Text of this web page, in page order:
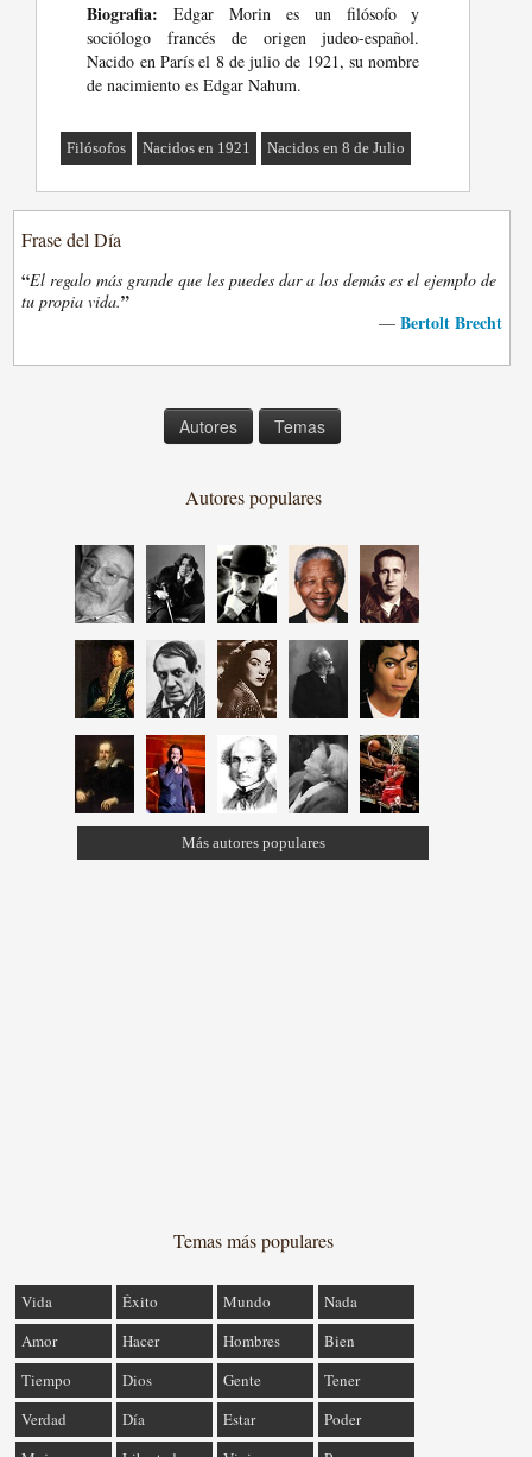
Biografia: Edgar Morin es un filósofo y
sociólogo francés de origen judeo-español.
Nacido en París el 8 de julio de 1921, su nombre
de nacimiento es Edgar Nahum.
Filósofos Nacidos en 1921 Nacidos en 8 de Julio
Frase del Día
“El regalo más grande que les puedes dar a los demás es el ejemplo de
tu propia vida.”
— Bertolt Brecht
Autores Temas
Autores populares
Más autores populares
Temas más populares
Vida Éxito Mundo
Nada
Amor
Hacer Hombres
Bien
Tiempo
Dios Gente
Tener
Verdad
Día Estar
Poder